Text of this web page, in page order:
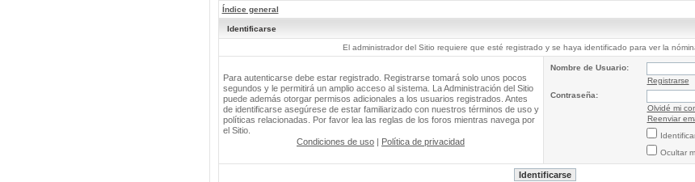
Índice general
Identificarse
El administrador del Sitio requiere que esté registrado y se haya identificado para ver la
Para autenticarse debe estar registrado. Registrarse tomará solo unos pocos
segundos y le permitirá un amplio acceso al sistema. La Administración del Sitio
puede además otorgar permisos adicionales a los usuarios registrados. Antes
de identificarse asegúrese de estar familiarizado con nuestros términos de uso y
políticas relacionadas. Por favor lea las reglas de los foros mientras navega por
el Sitio.
Condiciones de uso | Política de privacidad
Nombre de Usuario:
Registrarse
Contraseña:
Olvidé mi
Reenviar
Ocultar